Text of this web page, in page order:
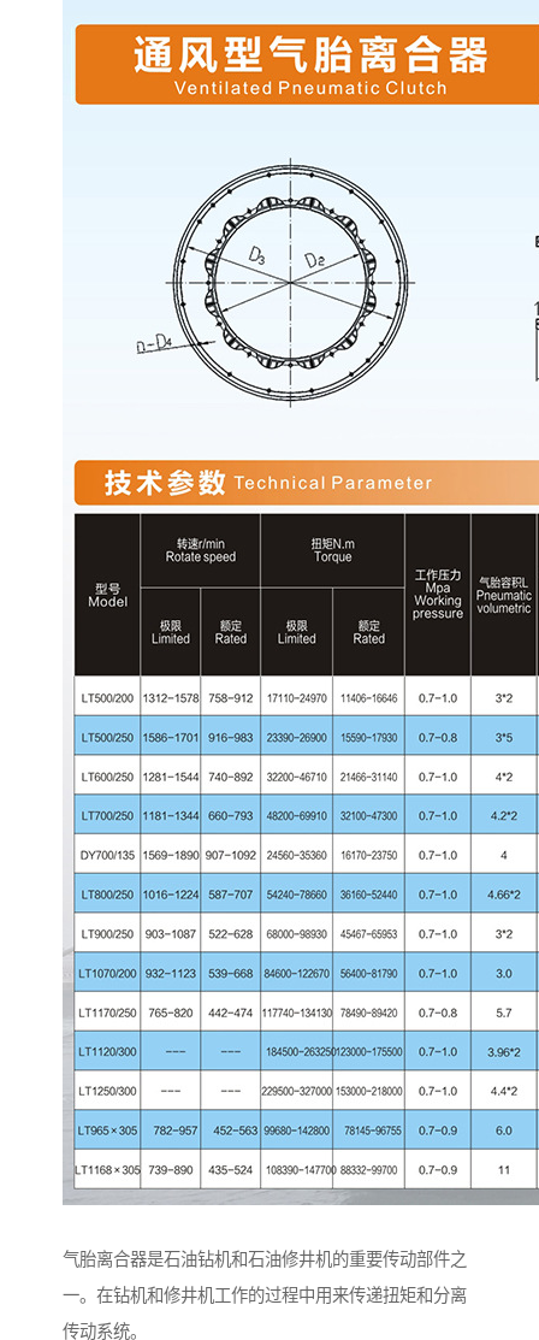
气胎离合器是石油钻机和石油修井机的重要传动部件之
一。在钻机和修井机工作的过程中用来传递扭矩和分离
传动系统。